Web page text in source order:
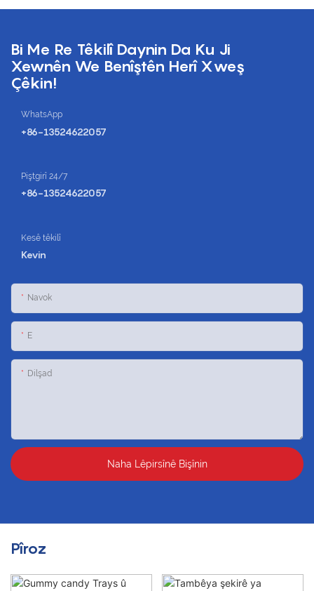
Bi Me Re Têkilî Daynin Da Ku Ji
Xewnên We Benîştên Herî Xweş
Çêkin!
WhatsApp
+86-13524622057
Piştgirî 24/7
+86-13524622057
Kesê têkilî
Kevin
Navok
E
Dilşad
Naha Lêpirsînê Bişînin
Pîroz